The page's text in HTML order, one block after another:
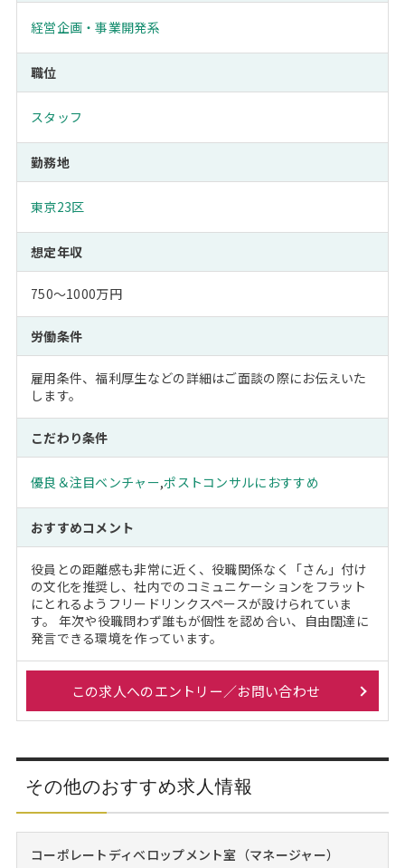
経営企画・事業開発系
職位
スタッフ
勤務地
東京23区
想定年収
750～1000万円
労働条件
雇用条件、福利厚生などの詳細はご面談の際にお伝えいた
します。
こだわり条件
優良＆注目ベンチャー,ポストコンサルにおすすめ
おすすめコメント
役員との距離感も非常に近く、役職関係なく「さん」付け
の文化を推奨し、社内でのコミュニケーションをフラット
にとれるようフリードリンクスペースが設けられていま
す。 年次や役職問わず誰もが個性を認め合い、自由闊達に
発言できる環境を作っています。
この求人へのエントリー／お問い合わせ
その他のおすすめ求人情報
コーポレートディべロップメント室（マネージャー）